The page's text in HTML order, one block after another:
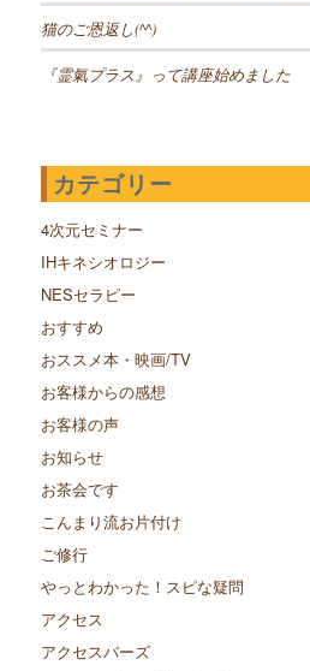
猫のご恩返し(^^)
『霊氣プラス』って講座始めました
カテゴリー
4次元セミナー
IHキネシオロジー
NESセラピー
おすすめ
おススメ本・映画/TV
お客様からの感想
お客様の声
お知らせ
お茶会です
こんまり流お片付け
ご修行
やっとわかった！スピな疑問
アクセス
アクセスバーズ